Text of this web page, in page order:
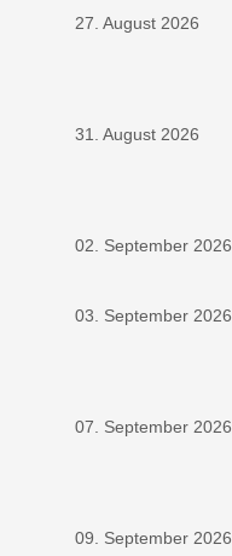
27. August 2026
31. August 2026
02. September 2026
03. September 2026
07. September 2026
09. September 2026